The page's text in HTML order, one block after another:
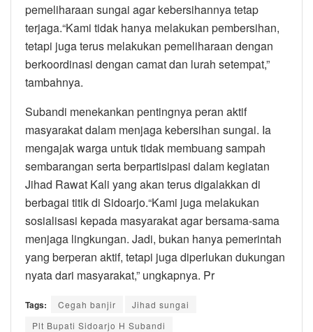
pemeliharaan sungai agar kebersihannya tetap
terjaga.“Kami tidak hanya melakukan pembersihan,
tetapi juga terus melakukan pemeliharaan dengan
berkoordinasi dengan camat dan lurah setempat,”
tambahnya.
Subandi menekankan pentingnya peran aktif
masyarakat dalam menjaga kebersihan sungai. Ia
mengajak warga untuk tidak membuang sampah
sembarangan serta berpartisipasi dalam kegiatan
Jihad Rawat Kali yang akan terus digalakkan di
berbagai titik di Sidoarjo.“Kami juga melakukan
sosialisasi kepada masyarakat agar bersama-sama
menjaga lingkungan. Jadi, bukan hanya pemerintah
yang berperan aktif, tetapi juga diperlukan dukungan
nyata dari masyarakat,” ungkapnya. Pr
Tags: Cegah banjir
Jihad sungai
Plt Bupati Sidoarjo H Subandi